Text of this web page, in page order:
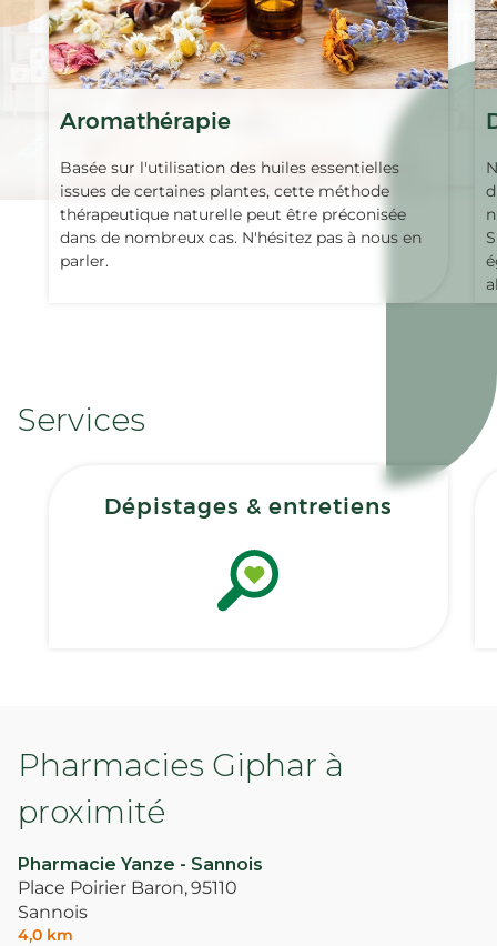
Aromathérapie
Basée sur l'utilisation des huiles essentielles
issues de certaines plantes, cette méthode
thérapeutique naturelle peut être préconisée
dans de nombreux cas. N'hésitez pas à nous en
parler.
Services
Dépistages & entretiens
Pharmacies Giphar à
proximité
Pharmacie Yanze - Sannois
Place Poirier Baron,95110
Sannois
4,0 km